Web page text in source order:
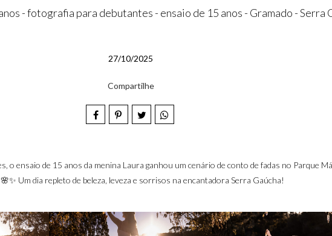
- fotografia para debutantes - ensaio de 15 anos - Gramado - Serra
27/10/2025
Compartilhe
o ensaio de 15 anos da menina Laura ganhou um cenário de conto de fadas no Parque
🌸✨ Um dia repleto de beleza, leveza e sorrisos na encantadora Serra Gaúcha!